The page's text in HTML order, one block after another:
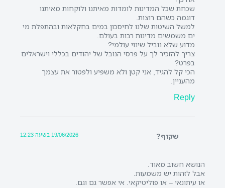
שכחת שכל המדינות לומדות מאיתנו ולוקחות מאיתנו
דוגמה כשהם רוצות.
למשל השיטות שלנו לחיסכון במים בחקלאות ובהתפלת מי
ים משמשים מדינות רבות בעולם.
מדוע שלא נוביל שינוי עולמי?
צריך להזכיר לך על פרסי הנובל של יהודים בכללי וישראלים
בפרט?
הכי קל להגיד, אני קטן ולא משפיע ולפטור את עצמך
מהעניין.
Reply
שקוף? 19/06/2026 בשעה 12:23
הנושא חשוב מאוד.
אבל לזהות יש משמעות.
או עיתונאי – או פוליטיקאי. אי אפשר גם וגם.